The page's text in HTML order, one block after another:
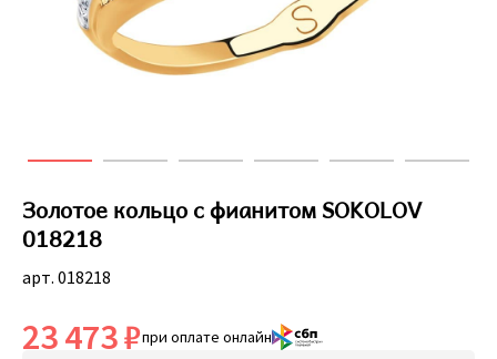
Золотое кольцо с фианитом SOKOLOV
018218
арт. 018218
23 473 ₽при оплате онлайн